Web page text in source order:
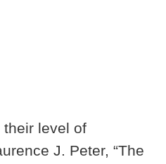
level of
J. Peter, “The